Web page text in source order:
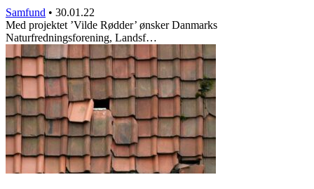
Samfund • 30.01.22
Med projektet ’Vilde Rødder’ ønsker Danmarks
Naturfredningsforening, Landsf…